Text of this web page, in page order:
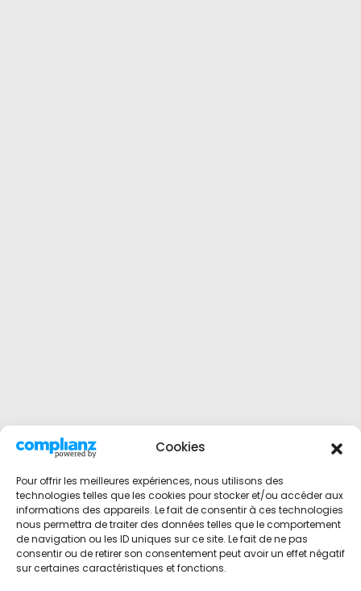
Cookies
Pour offrir les meilleures expériences, nous utilisons des
technologies telles que les cookies pour stocker et/ou accéder aux
informations des appareils. Le fait de consentir à ces technologies
nous permettra de traiter des données telles que le comportement
de navigation ou les ID uniques sur ce site. Le fait de ne pas
consentir ou de retirer son consentement peut avoir un effet négatif
sur certaines caractéristiques et fonctions.